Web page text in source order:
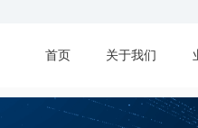
首页 关于我们